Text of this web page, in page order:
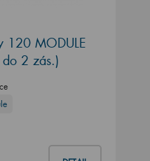
120 MODULE
2 zás.)